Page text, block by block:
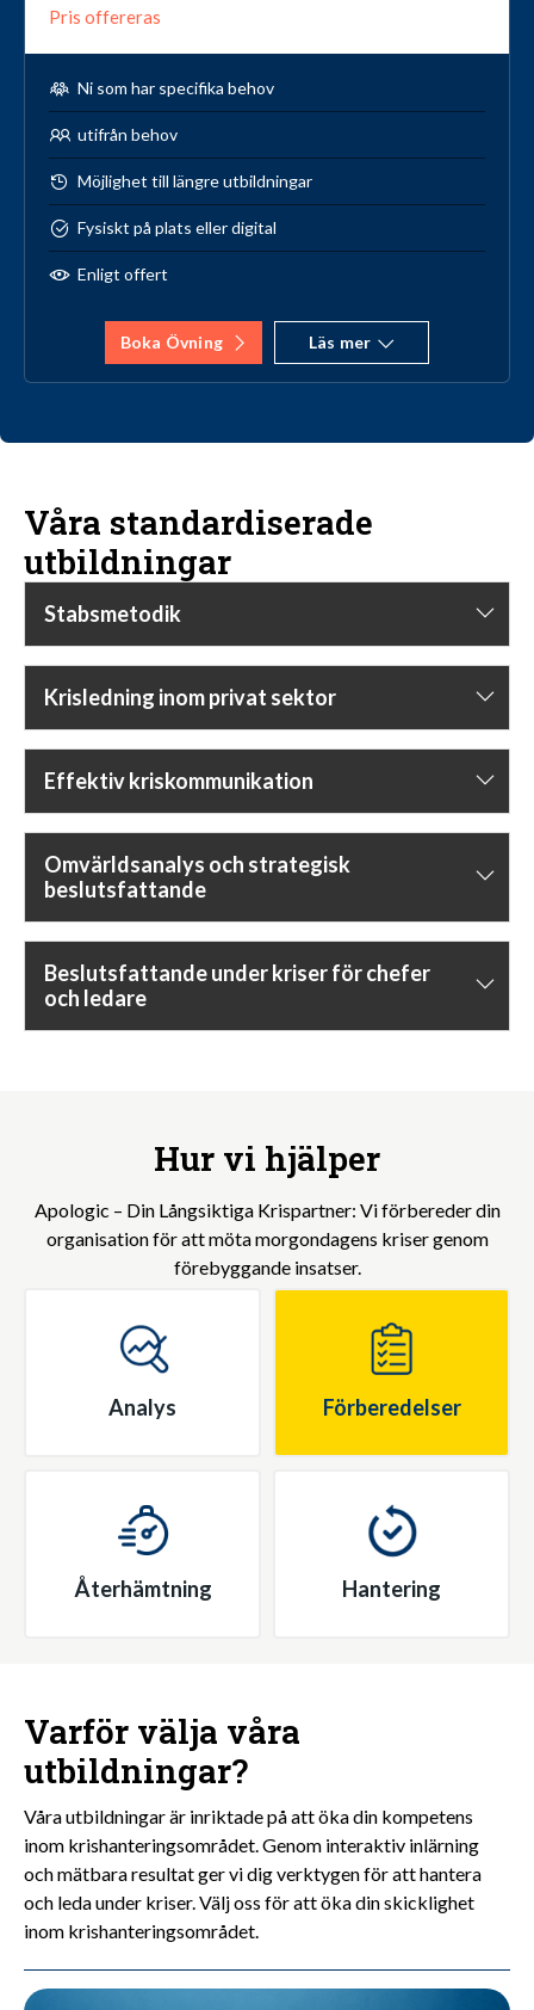
Pris offereras
Ni som har specifika behov
utifrån behov
Möjlighet till längre utbildningar
Fysiskt på plats eller digital
Enligt offert
Boka Övning Läs mer
Våra standardiserade
utbildningar
Stabsmetodik
Krisledning inom privat sektor
Effektiv kriskommunikation
Omvärldsanalys och strategisk
beslutsfattande
Beslutsfattande under kriser för chefer
och ledare
Hur vi hjälper
Apologic – Din Långsiktiga Krispartner: Vi förbereder din
organisation för att möta morgondagens kriser genom
förebyggande insatser.
Analys Förberedelser
Återhämtning Hantering
Varför välja våra
utbildningar?
Våra utbildningar är inriktade på att öka din kompetens
inom krishanteringsområdet. Genom interaktiv inlärning
och mätbara resultat ger vi dig verktygen för att hantera
och leda under kriser. Välj oss för att öka din skicklighet
inom krishanteringsområdet.